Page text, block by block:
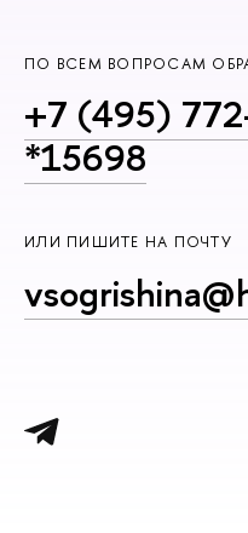
ПО ВСЕМ ВОПРОСАМ
+7 (495)
*15698
ИЛИ ПИШИТЕ НА ПОЧТУ